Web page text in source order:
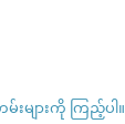
များကို ကြည့်ပါ။